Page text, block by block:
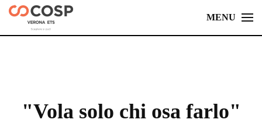
Skip
MENU
"Vola solo chi osa farlo"